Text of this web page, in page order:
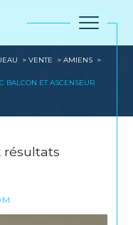
VENTE
AMIENS
BALCON ET ASCENSEUR
résultats